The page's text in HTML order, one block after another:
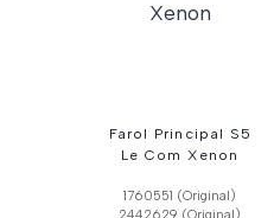
Farol Principal S5
Le Com Xenon
1760551 (Original)
2442629 (Original)